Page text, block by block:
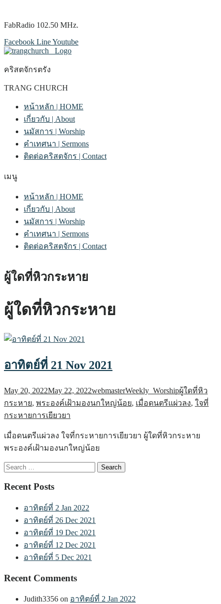
FabRadio 102.50 MHz.
Facebook LineYoutube
คริสตจักรตรัง
TRANG CHURCH
หน้าหลัก | HOME
เกี่ยวกับ | About
นมัสการ | Worship
คำเทศนา | Sermons
ติดต่อคริสตจักร | Contact
เมนู
หน้าหลัก | HOME
เกี่ยวกับ | About
นมัสการ | Worship
คำเทศนา | Sermons
ติดต่อคริสตจักร | Contact
ผู้ใดที่หิวกระหาย
ผู้ใดที่หิวกระหาย
อาทิตย์ที่ 21 Nov 2021
May 20, 2022May 22, 2022webmasterWeekly_Worshipผู้ใดที่หิว
กระหาย, พระองค์เฝ้ามองนกใหญ่น้อย, เมื่อดนตรีแผ่วลง, ใจที่
กระหายการเยียวยา
เมื่อดนตรีแผ่วลง ใจที่กระหายการเยียวยา ผู้ใดที่หิวกระหาย
พระองค์เฝ้ามองนกใหญ่น้อย
Search
for:
Recent Posts
อาทิตย์ที่ 2 Jan 2022
อาทิตย์ที่ 26 Dec 2021
อาทิตย์ที่ 19 Dec 2021
อาทิตย์ที่ 12 Dec 2021
อาทิตย์ที่ 5 Dec 2021
Recent Comments
Judith3356 on อาทิตย์ที่ 2 Jan 2022